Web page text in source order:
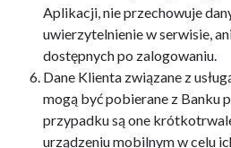
Aplikacji, nie przechowuje
uwierzytelnienie w serwisie,
dostępnych po zalogowaniu.
Dane Klienta związane z
mogą być pobierane z Banku
przypadku są one
urządzeniu mobilnym w celu